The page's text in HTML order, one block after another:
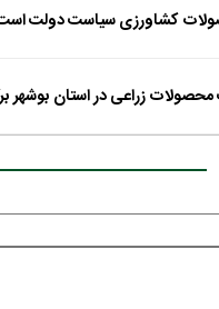
کشاورزی سیاست دولت است/
زراعی در استان بوشهر